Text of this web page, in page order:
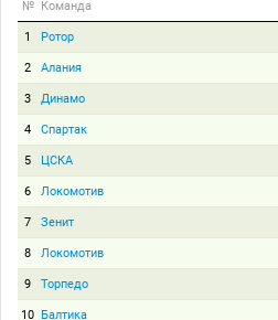
№ Команда
1 Ротор
2 Алания
3 Динамо
4 Спартак
5 ЦСКА
6 Локомотив
7 Зенит
8 Локомотив
9 Торпедо
10 Балтика